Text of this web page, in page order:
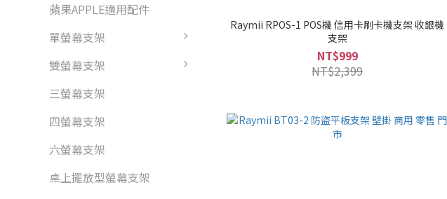
蘋果APPLE適用配件
單螢幕支架
雙螢幕支架
三螢幕支架
四螢幕支架
六螢幕支架
桌上擺放型螢幕支架
Raymii RPOS-1 POS機 信用卡刷卡機支架 收銀機
支架
NT$999
NT$2,399